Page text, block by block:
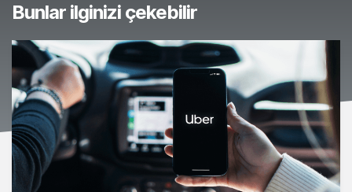
Bunlar ilginizi çekebilir